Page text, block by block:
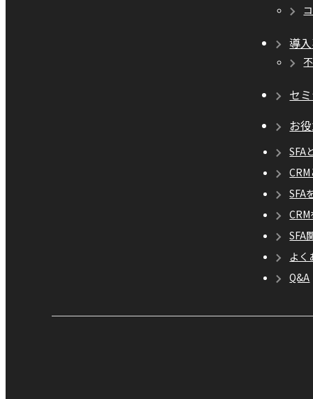
導
セ
お
SFA
SFA
SFA
よく
Q&A